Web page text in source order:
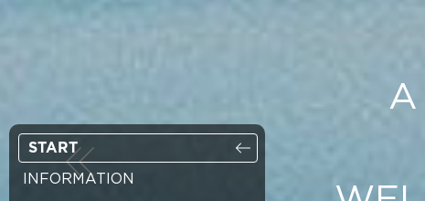
A
START
INFORMATION